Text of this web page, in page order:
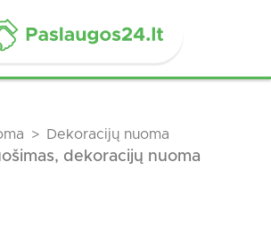
Dekoracijų nuoma
dekoracijų nuoma